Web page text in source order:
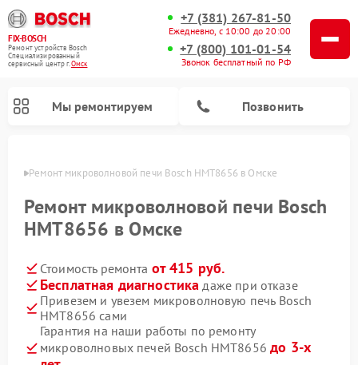
FIX-BOSCH
Ремонт устройств Bosch
Специализированный
cервисный центр г.Омск
+7 (381) 267-81-50
Ежедневно, с 10:00 до 20:00
+7 (800) 101-01-54
Звонок бесплатный по РФ
Мы ремонтируем Позвонить
Ремонт микроволновой печи Bosch HMT8656 в Омске
Ремонт микроволновой печи Bosch
HMT8656 в Омске
Стоимость ремонта от 415 руб.
Бесплатная диагностика даже при отказе
Привезем и увезем микроволновую печь Bosch
HMT8656 сами
Гарантия на наши работы по ремонту
микроволновых печей Bosch HMT8656до 3-х